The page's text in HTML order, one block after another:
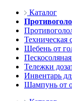
Каталог
Техническая
Щебень от
Тележки
Инвентарь
Шампунь от